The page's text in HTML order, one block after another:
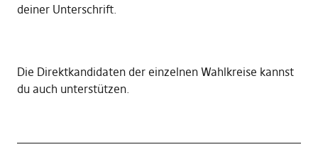
deiner Unterschrift.
Die Direktkandidaten der einzelnen Wahlkreise kannst
du auch unterstützen.